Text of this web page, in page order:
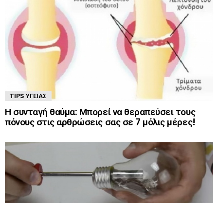
TIPS ΥΓΕΊΑΣ
Η συνταγή θαύμα: Μπορεί να θεραπεύσει τους
πόνους στις αρθρώσεις σας σε 7 μόλις μέρες!